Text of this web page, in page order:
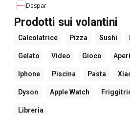
Despar
Prodotti sui volantini
Calcolatrice Pizza Sushi
Gelato Video Gioco
Iphone Piscina Pasta
Dyson Apple Watch
Libreria